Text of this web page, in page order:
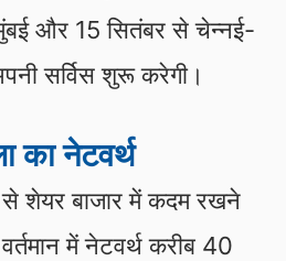
और 15 सितंबर से चेन्‍नई-
सर्विस शुरू करेगी।
का नेटवर्थ
से शेयर बाजार में कदम रखने
में नेटवर्थ करीब 40